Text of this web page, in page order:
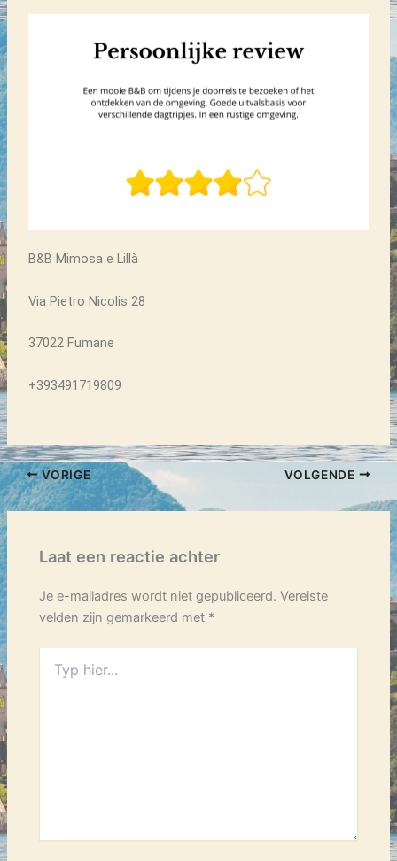
B&B Mimosa e Lillà
Via Pietro Nicolis 28
37022 Fumane
+393491719809
VORIGE VOLGENDE
Laat een reactie achter
Je e-mailadres wordt niet gepubliceerd. Vereiste
velden zijn gemarkeerd met *
hier...